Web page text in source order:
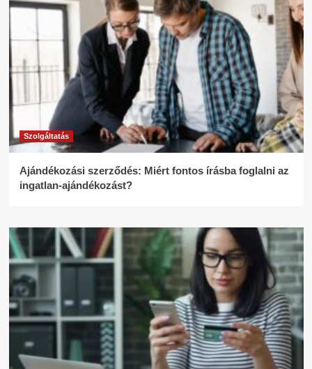
Szolgáltatás
Ajándékozási szerződés: Miért fontos írásba foglalni az
ingatlan-ajándékozást?